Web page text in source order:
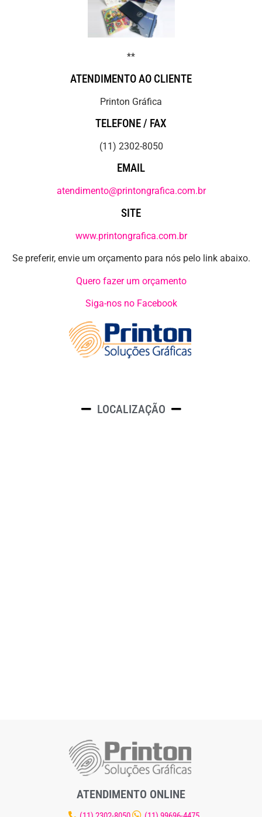
**
ATENDIMENTO AO CLIENTE
Printon Gráfica
TELEFONE / FAX
(11) 2302-8050
EMAIL
atendimento@printongrafica.com.br
SITE
www.printongrafica.com.br
Se preferir, envie um orçamento para nós pelo link abaixo.
Quero fazer um orçamento
Siga-nos no Facebook
LOCALIZAÇÃO
ATENDIMENTO ONLINE